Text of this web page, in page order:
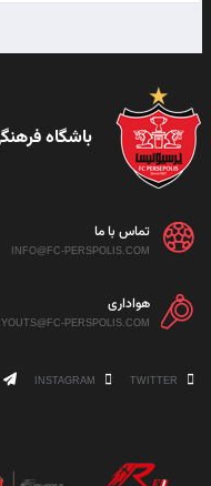
باشگاه
تماس با ما
INFO@FC-PERSPOLIS.COM
هواداری
PERSPOLIS.COM